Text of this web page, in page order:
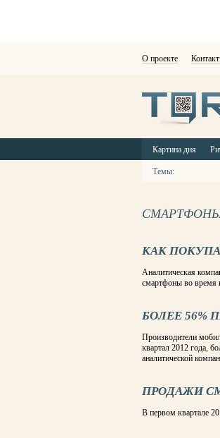
О проекте
Картина дня
Темы:
КАК
Аналитическая
смартфоны во время
БОЛЕЕ 56%
Производители
квартал 2012 года,
аналитической
ПРОДАЖИ
В первом квартале